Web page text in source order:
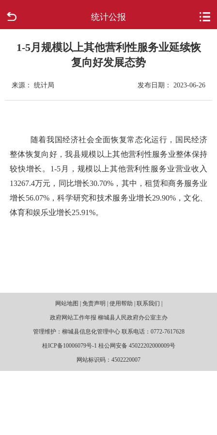
统计公报
走进柳城
政府信息公开
互动回应
数据专题
1-5月规模以上其他营利性服务业延续恢
复向好发展态势
来源： 统计局 发布日期： 2023-06-26
随着我国经济社会全面恢复常态化运行，国民经济
整体恢复向好，我县规模以上其他营利性服务业整体保持
较快增长。1-5月，规模以上其他营利性服务业营业收入
13267.4万元，同比增长30.70%，其中，租赁和商务服务业
增长56.07%，科学研究和技术服务业增长29.90%，文化、
体育和娱乐业增长25.91%。
网站地图 | 免责声明 | 使用帮助 | 联系我们 |
政府网站工作年报 柳城县人民政府办公室主办
管理维护：柳城县信息化管理中心 联系电话：0772-7617628
桂ICP备10006079号-1 桂公网安备 45022202000009号
网站标识码：4502220007